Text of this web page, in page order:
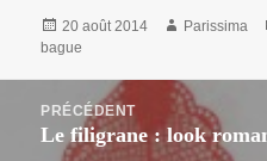
Publié
le
20 août 2014 Auteur
Parissima
bague
PRÉCÉDENT
Article
Le filigrane : look